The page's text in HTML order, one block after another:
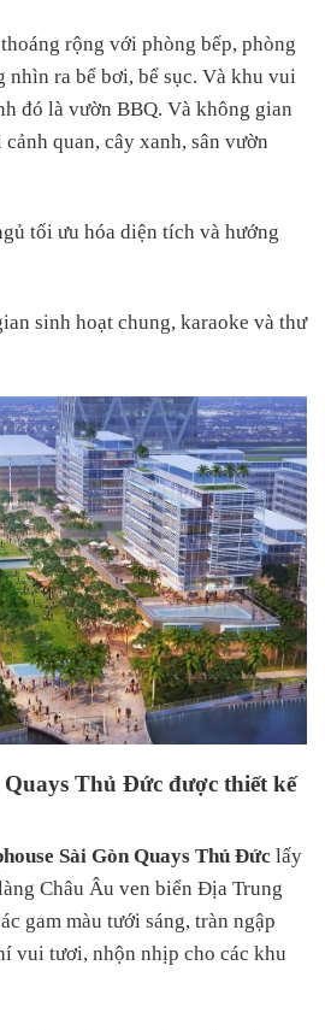
rộng với phòng bếp, phòng
nhìn ra bể bơi, bể sục. Và khu vui
đó là vườn BBQ. Và không gian
quan, cây xanh, sân vườn
tối ưu hóa diện tích và hướng
sinh hoạt chung, karaoke và thư
Quays Thủ Đức được thiết kế
Sài Gòn Quays Thủ Đức lấy
Châu Âu ven biển Địa Trung
gam màu tưới sáng, tràn ngập
vui tươi, nhộn nhịp cho các khu